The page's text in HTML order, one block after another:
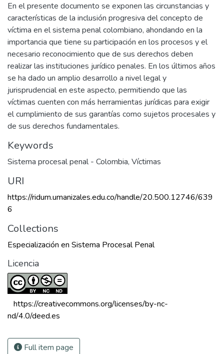
En el presente documento se exponen las circunstancias y
características de la inclusión progresiva del concepto de
víctima en el sistema penal colombiano, ahondando en la
importancia que tiene su participación en los procesos y el
necesario reconocimiento que de sus derechos deben
realizar las instituciones jurídico penales. En los últimos años
se ha dado un amplio desarrollo a nivel legal y
jurisprudencial en este aspecto, permitiendo que las
víctimas cuenten con más herramientas jurídicas para exigir
el cumplimiento de sus garantías como sujetos procesales y
de sus derechos fundamentales.
Keywords
Sistema procesal penal - Colombia, Víctimas
URI
https://ridum.umanizales.edu.co/handle/20.500.12746/639
6
Collections
Especialización en Sistema Procesal Penal
Licencia
https://creativecommons.org/licenses/by-nc-
nd/4.0/deed.es
Full item page